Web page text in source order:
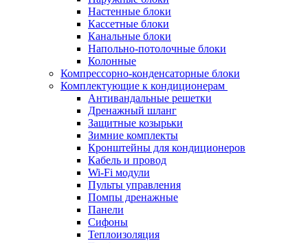
Настенные блоки
Кассетные блоки
Канальные блоки
Напольно-потолочные блоки
Колонные
Компрессорно-конденсаторные блоки
Комплектующие к кондиционерам
Антивандальные решетки
Дренажный шланг
Защитные козырьки
Зимние комплекты
Кронштейны для кондиционеров
Кабель и провод
Wi-Fi модули
Пульты управления
Помпы дренажные
Панели
Сифоны
Теплоизоляция